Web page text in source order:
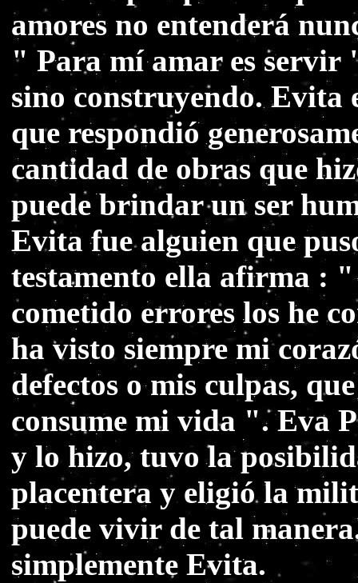
amores no entenderá
" Para mí amar es servir
sino construyendo. Evita
que respondió
cantidad de obras que
puede brindar un ser
Evita fue alguien que
testamento ella afirma :
cometido errores los he
ha visto siempre mi
defectos o mis culpas,
consume mi vida ". Eva
y lo hizo, tuvo la
placentera y eligió la
puede vivir de tal
simplemente Evita.